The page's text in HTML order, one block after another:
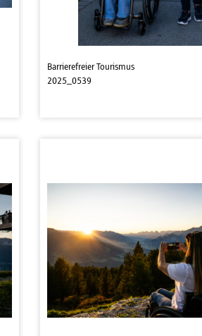
Barrierefreier Tourismus
2025_0539